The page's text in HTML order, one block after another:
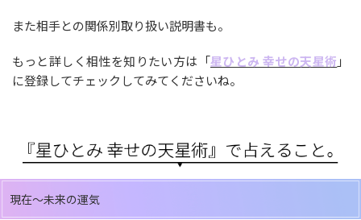
また相手との関係別取り扱い説明書も。
もっと詳しく相性を知りたい方は「星ひとみ 幸せの天星術 」
に登録してチェックしてみてくださいね。
現在～未来の運気